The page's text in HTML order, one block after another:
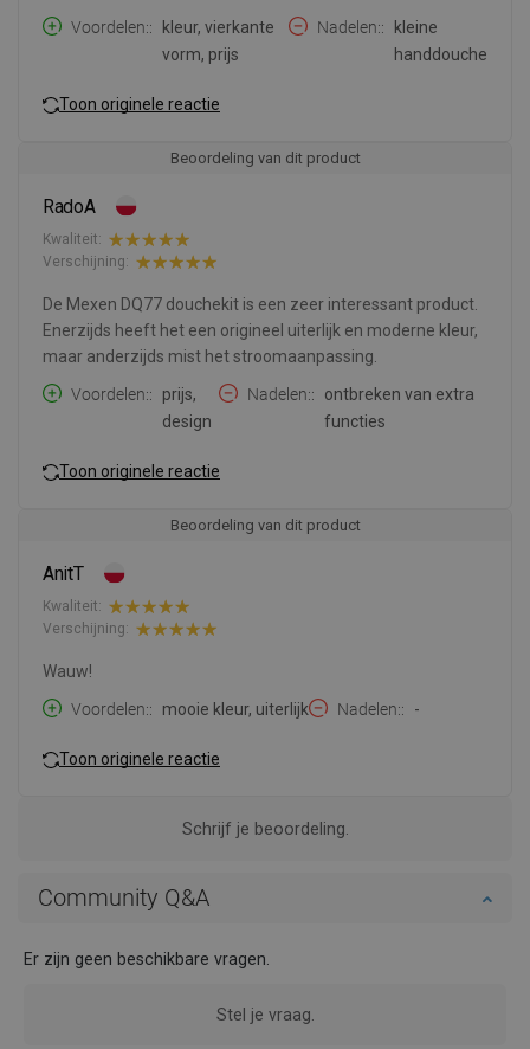
Voordelen:
kleur, vierkante
vorm, prijs
Nadelen:
kleine
handdouche
Toon originele reactie
Beoordeling van dit product
RadoA
Kwaliteit:
Verschijning:
De Mexen DQ77 douchekit is een zeer interessant product.
Enerzijds heeft het een origineel uiterlijk en moderne kleur,
maar anderzijds mist het stroomaanpassing.
Voordelen:
prijs,
design
Nadelen:
ontbreken van extra
functies
Toon originele reactie
Beoordeling van dit product
AnitT
Kwaliteit:
Verschijning:
Wauw!
Voordelen:
mooie kleur, uiterlijk Nadelen: -
Toon originele reactie
Schrijf je beoordeling.
Community Q&A
Er zijn geen beschikbare vragen.
Stel je vraag.